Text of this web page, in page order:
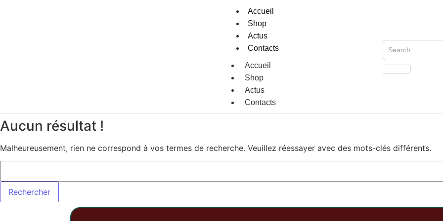
Accueil
Shop
Actus
Contacts
Accueil
Shop
Actus
Contacts
Aucun résultat !
Malheureusement, rien ne correspond à vos termes de recherche. Veuillez réessayer avec des mots-clés différents.